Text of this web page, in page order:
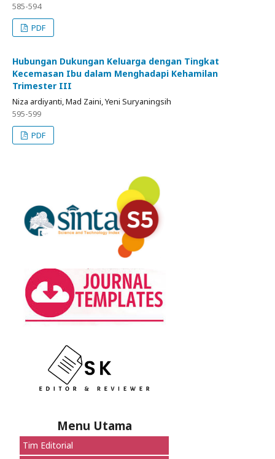
585-594
PDF
Hubungan Dukungan Keluarga dengan Tingkat
Kecemasan Ibu dalam Menghadapi Kehamilan
Trimester III
Niza ardiyanti, Mad Zaini, Yeni Suryaningsih
595-599
PDF
Menu Utama
Tim Editorial